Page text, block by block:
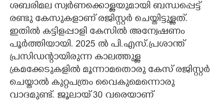
ശബരിമല സ്വർണക്കൊള്ളയുമായി ബന്ധപ്പെട്ട്
രണ്ടു കേസുകളാണ് രജിസ്റ്റർ ചെയ്തിട്ടുള്ളത്.
ഇതിൽ കട്ടിളപ്പാളി കേസിൽ അന്വേഷണം
പൂർത്തിയായി. 2025 ൽ പി.എസ്.പ്രശാന്ത്
പ്രസിഡന്റായിരുന്ന കാലത്തുള്ള
ക്രമക്കേടുകളിൽ മൂന്നാമതൊരു കേസ് രജിസ്റ്റർ
ചെയ്താൽ കുറ്റപത്രം വൈകുമെന്നൊരു
വാദമുണ്ട്. ജൂലായ് 30 വരെയാണ്